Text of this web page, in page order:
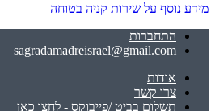
מידע נוסף על שירות קניה בטוחה
התחברות
sagradamadreisrael@gmail.com
אודות
צרו קשר
תשלום בביט /פייבוקס - לחצו כאן